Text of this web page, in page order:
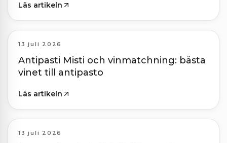
Läs artikeln
13 juli 2026
Antipasti Misti och vinmatchning: bästa
vinet till antipasto
Läs artikeln
13 juli 2026